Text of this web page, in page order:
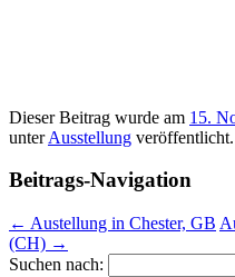
Dieser Beitrag wurde am 15.
unterAusstellung veröffentlicht.
Beitrags-Navigation
← Austellung in Chester, GB
(CH) →
Suchen nach: